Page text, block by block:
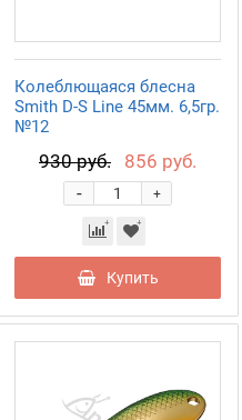
Колеблющаяся блесна
Smith D-S Line 45мм. 6,5гр.
№12
930 руб. 856 руб.
+
-
Купить